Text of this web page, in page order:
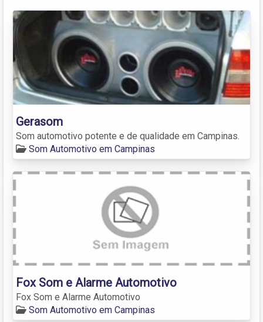
Gerasom
Som automotivo potente e de qualidade em Campinas.
Som Automotivo em Campinas
Fox Som e Alarme Automotivo
Fox Som e Alarme Automotivo
Som Automotivo em Campinas